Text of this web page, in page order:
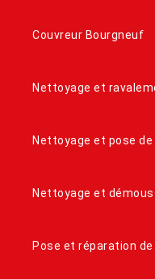
Couvreur Bourgneuf
Nettoyage et
Nettoyage et pose
Nettoyage et
Pose et réparation